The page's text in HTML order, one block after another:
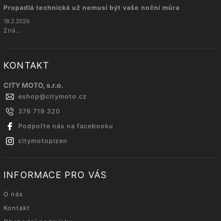
Propadlá technická už nemusí být vaše noční můra
18.2.2026
Zná...
KONTAKT
CITY MOTO, s.r.o.
eshop@citymoto.cz
376 719 320
Podpořte nás na facebooku
citymotoplzen
INFORMACE PRO VÁS
O nás
Kontakt